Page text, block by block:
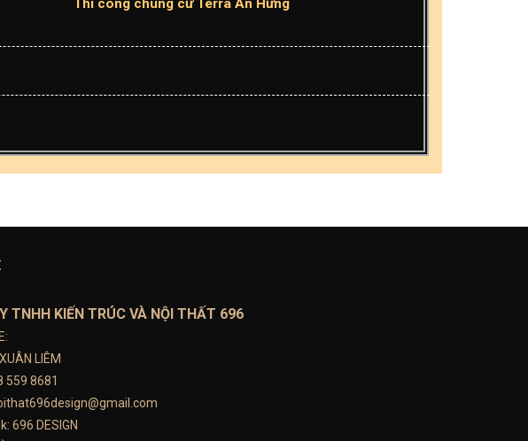
Thi công chung cư Terra An Hưng
TNHH KIẾN TRÚC VÀ NỘI THẤT 696
LIÊM
559 8681
696 DESIGN